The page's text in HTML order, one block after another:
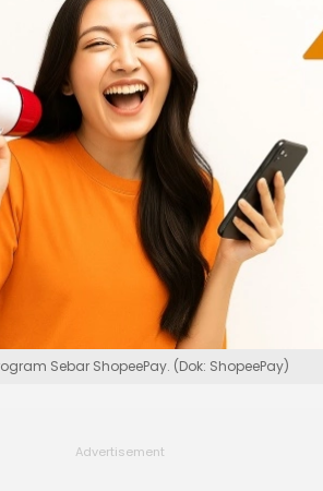
Sebar ShopeePay. (Dok: ShopeePay)